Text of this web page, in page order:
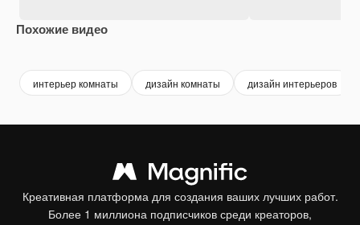
Похожие видео
интерьер комнаты дизайн комнаты дизайн интерьеров
Креативная платформа для создания ваших лучших работ.
Более 1 миллиона подписчиков среди креаторов,